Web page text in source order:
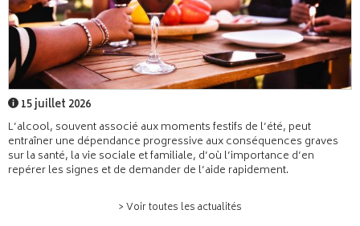
15 juillet 2026
L’alcool, souvent associé aux moments festifs de l’été, peut
entraîner une dépendance progressive aux conséquences graves
sur la santé, la vie sociale et familiale, d’où l’importance d’en
repérer les signes et de demander de l’aide rapidement.
> Voir toutes les actualités